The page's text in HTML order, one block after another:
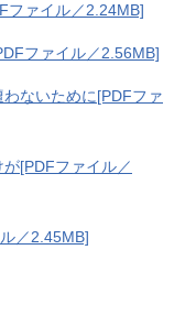
ァイル／2.24MB]
ファイル／2.56MB]
ないために[PDFファ
[PDFファイル／
／2.45MB]